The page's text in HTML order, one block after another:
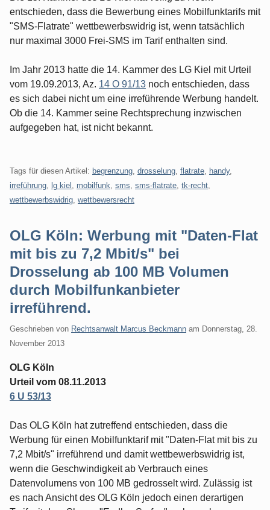
entschieden, dass die Bewerbung eines Mobilfunktarifs mit
"SMS-Flatrate" wettbewerbswidrig ist, wenn tatsächlich
nur maximal 3000 Frei-SMS im Tarif enthalten sind.
Im Jahr 2013 hatte die 14. Kammer des LG Kiel mit Urteil
vom 19.09.2013, Az. 14 O 91/13 noch entschieden, dass
es sich dabei nicht um eine irreführende Werbung handelt.
Ob die 14. Kammer seine Rechtsprechung inzwischen
aufgegeben hat, ist nicht bekannt.
Tags für diesen Artikel: begrenzung drosselung flatrate handy,
irreführung
lg kiel mobilfunk sms sms-flatrate tk-recht
wettbewerbswidrig wettbewersrecht
OLG Köln: Werbung mit "Daten-Flat
mit bis zu 7,2 Mbit/s" bei
Drosselung ab 100 MB Volumen
durch Mobilfunkanbieter
irreführend.
Geschrieben von Rechtsanwalt Marcus Beckmann am Donnerstag, 28.
November 2013
OLG Köln
Urteil vom 08.11.2013
6 U 53/13
Das OLG Köln hat zutreffend entschieden, dass die
Werbung für einen Mobilfunktarif mit "Daten-Flat mit bis zu
7,2 Mbit/s" irreführend und damit wettbewerbswidrig ist,
wenn die Geschwindigkeit ab Verbrauch eines
Datenvolumens von 100 MB gedrosselt wird. Zulässig ist
es nach Ansicht des OLG Köln jedoch einen derartigen